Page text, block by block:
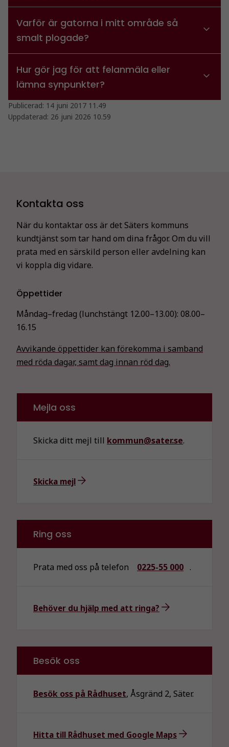
Varför är gatorna i mitt område så
smalt plogade?
Hur gör jag för att felanmäla eller
lämna synpunkter?
Publicerad: 14 juni 2017 11.49
Uppdaterad: 26 juni 2026 10.59
Kontakta oss
När du kontaktar oss är det Säters kommuns
kundtjänst som tar hand om dina frågor. Om du vill
prata med en särskild person eller avdelning kan
vi koppla dig vidare.
Öppettider
Måndag–fredag (lunchstängt 12.00–13.00): 08.00–
16.15
Avvikande öppettider kan förekomma i samband
med röda dagar, samt dag innan röd dag.
Mejla oss
Skicka ditt mejl till kommun@sater.se.
Skicka mejl
Ring oss
Prata med oss på telefon 0225-55 000 .
Behöver du hjälp med att ringa?
Besök oss
Besök oss på Rådhuset, Åsgränd 2, Säter.
Hitta till Rådhuset med Google Maps